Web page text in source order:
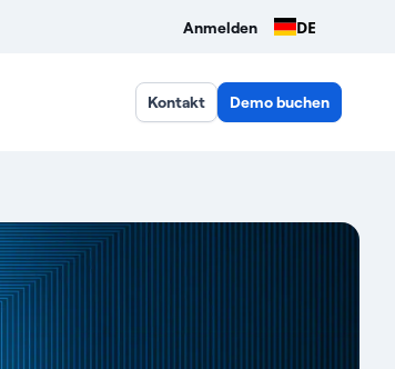
Anmelden DE
Kontakt Demo buchen